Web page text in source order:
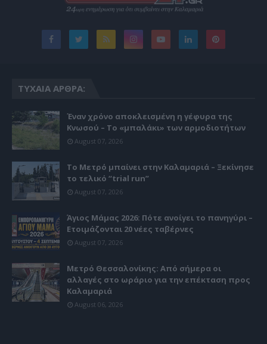
ΤΥΧΑΊΑ ΆΡΘΡΑ:
Έναν χρόνο αποκλεισμένη η γέφυρα της
Κνωσού – Το «μπαλάκι» των αρμοδιοτήτων
August 07, 2026
Το Μετρό μπαίνει στην Καλαμαριά – Ξεκίνησε
το τελικό “trial run”
August 07, 2026
Άγιος Μάμας 2026: Πότε ανοίγει το πανηγύρι –
Ετοιμάζονται 20 νέες ταβέρνες
August 07, 2026
Μετρό Θεσσαλονίκης: Από σήμερα οι
αλλαγές στο ωράριο για την επέκταση προς
Καλαμαριά
August 06, 2026